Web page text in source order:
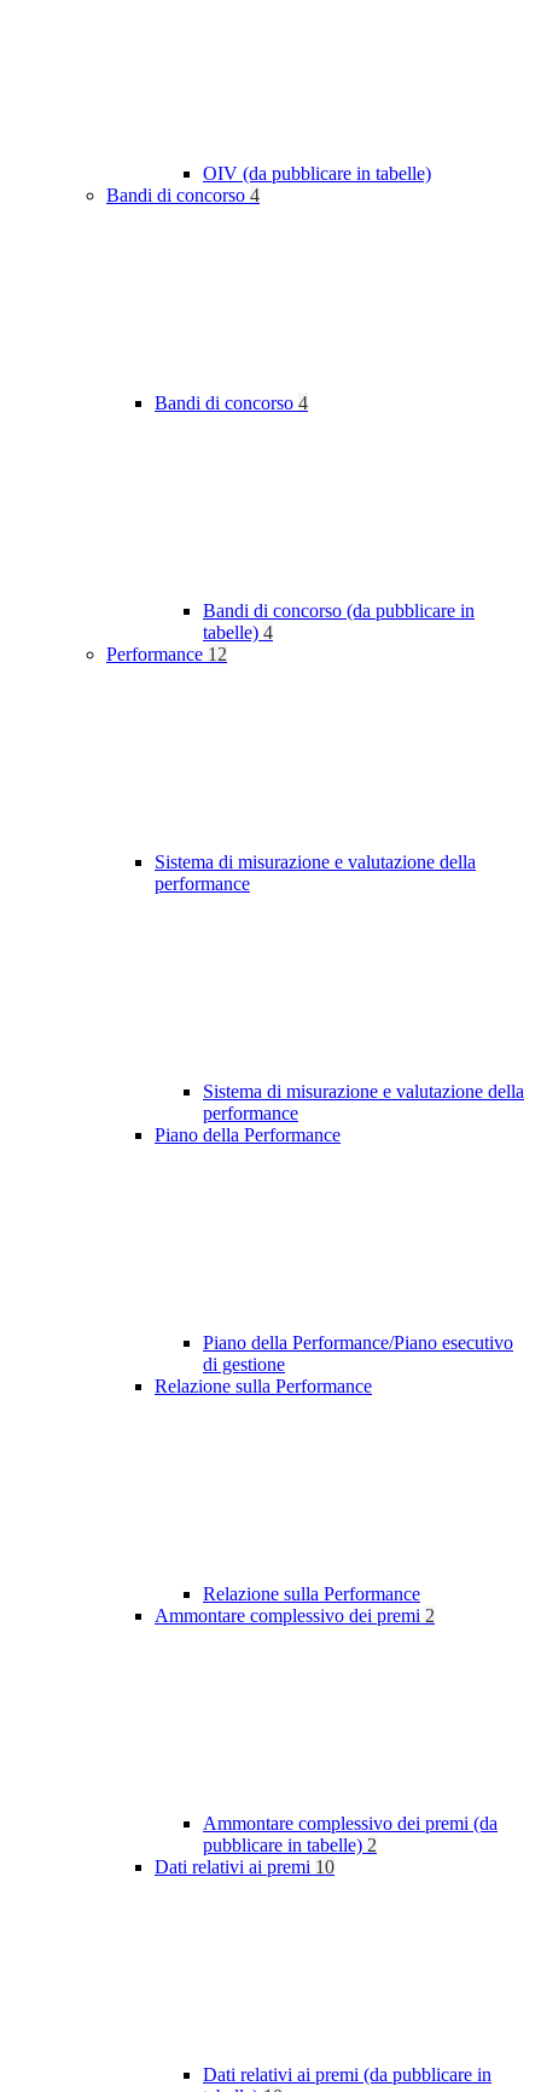
OIV (da pubblicare in tabelle)
Bandi di concorso 4
Bandi di concorso 4
Bandi di concorso (da pubblicare in
tabelle) 4
Performance 12
Sistema di misurazione e valutazione della
performance
Sistema di misurazione e valutazione della
performance
Piano della Performance
Piano della Performance/Piano esecutivo
di gestione
Relazione sulla Performance
Relazione sulla Performance
Ammontare complessivo dei premi 2
Ammontare complessivo dei premi (da
pubblicare in tabelle) 2
Dati relativi ai premi 10
Dati relativi ai premi (da pubblicare in